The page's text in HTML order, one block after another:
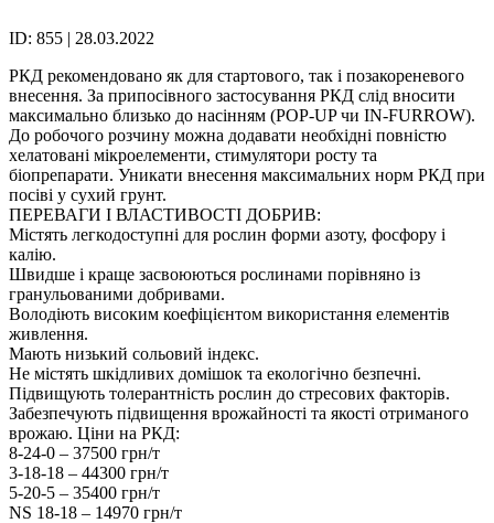
ID: 855 | 28.03.2022
РКД рекомендовано як для стартового, так і позакореневого
внесення. За припосівного застосування РКД слід вносити
максимально близько до насінням (POP-UP чи IN-FURROW).
До робочого розчину можна додавати необхідні повністю
хелатовані мікроелементи, стимулятори росту та
біопрепарати. Уникати внесення максимальних норм РКД при
посіві у сухий грунт.
ПЕРЕВАГИ І ВЛАСТИВОСТІ ДОБРИВ:
Містять легкодоступні для рослин форми азоту, фосфору і
калію.
Швидше і краще засвоюються рослинами порівняно із
гранульованими добривами.
Володіють високим коефіцієнтом використання елементів
живлення.
Мають низький сольовий індекс.
Не містять шкідливих домішок та екологічно безпечні.
Підвищують толерантність рослин до стресових факторів.
Забезпечують підвищення врожайності та якості отриманого
врожаю. Ціни на РКД:
8-24-0 – 37500 грн/т
3-18-18 – 44300 грн/т
5-20-5 – 35400 грн/т
NS 18-18 – 14970 грн/т